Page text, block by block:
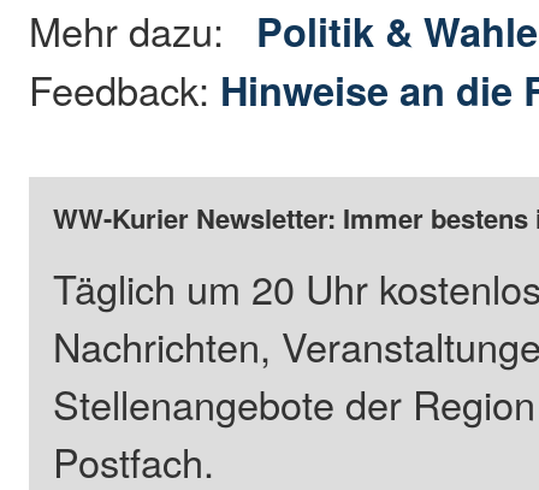
Mehr dazu: Politik &
Feedback: Hinweise an die
WW-Kurier Newsletter: Immer
Täglich um 20 Uhr
Nachrichten,
Stellenangebote der
Postfach.